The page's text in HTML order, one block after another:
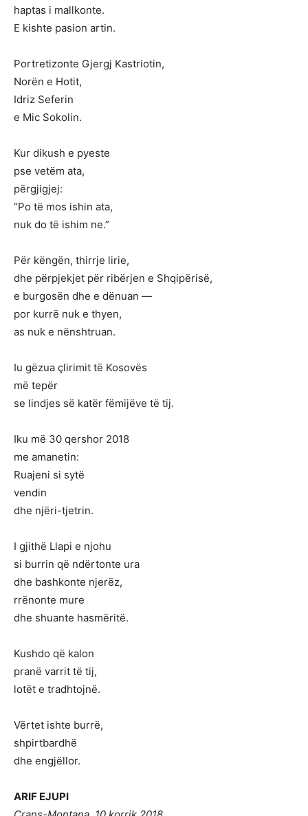
haptas i mallkonte.
E kishte pasion artin.
Portretizonte Gjergj Kastriotin,
Norën e Hotit,
Idriz Seferin
e Mic Sokolin.
Kur dikush e pyeste
pse vetëm ata,
përgjigjej:
“Po të mos ishin ata,
nuk do të ishim ne.”
Për këngën, thirrje lirie,
dhe përpjekjet për ribërjen e Shqipërisë,
e burgosën dhe e dënuan —
por kurrë nuk e thyen,
as nuk e nënshtruan.
Iu gëzua çlirimit të Kosovës
më tepër
se lindjes së katër fëmijëve të tij.
Iku më 30 qershor 2018
me amanetin:
Ruajeni si sytë
vendin
dhe njëri-tjetrin.
I gjithë Llapi e njohu
si burrin që ndërtonte ura
dhe bashkonte njerëz,
rrënonte mure
dhe shuante hasmëritë.
Kushdo që kalon
pranë varrit të tij,
lotët e tradhtojnë.
Vërtet ishte burrë,
shpirtbardhë
dhe engjëllor.
ARIF EJUPI